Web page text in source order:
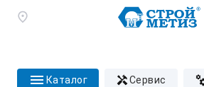
каталог сервис